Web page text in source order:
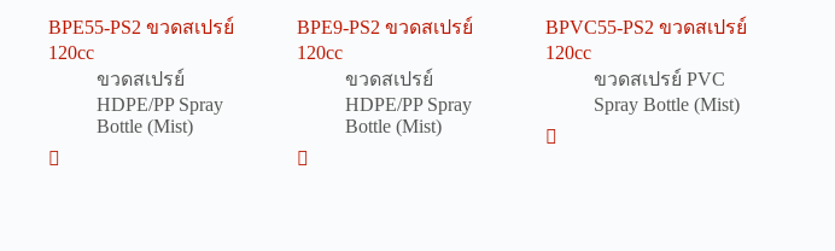
BPE55-PS2 ขวดสเปรย์
120cc
ขวดสเปรย์
HDPE/PP Spray
Bottle (Mist)
BPE9-PS2 ขวดสเปรย์
120cc
ขวดสเปรย์
HDPE/PP Spray
Bottle (Mist)
BPVC55-PS2 ขวดสเปรย์
120cc
ขวดสเปรย์ PVC
Spray Bottle (Mist)